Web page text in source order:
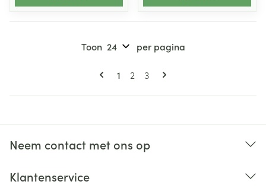
Pagina's
U lees momenteel pagina
1 Pagina
2 Pagina
3
Toon per pagina
Neem contact met ons op
Klantenservice